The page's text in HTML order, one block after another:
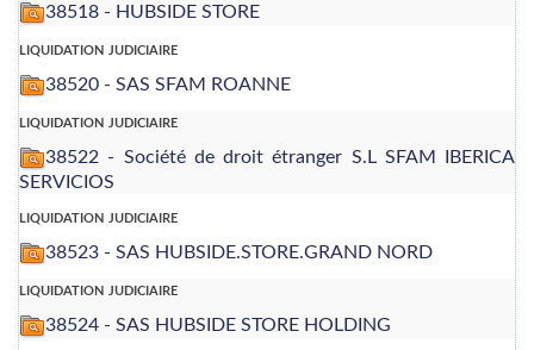
38518 - HUBSIDE STORE
liquidation judiciaire
38520 - SAS SFAM ROANNE
liquidation judiciaire
38522 - Société de droit étranger S.L SFAM IBERICA
SERVICIOS
liquidation judiciaire
38523 - SAS HUBSIDE.STORE.GRAND NORD
liquidation judiciaire
38524 - SAS HUBSIDE STORE HOLDING